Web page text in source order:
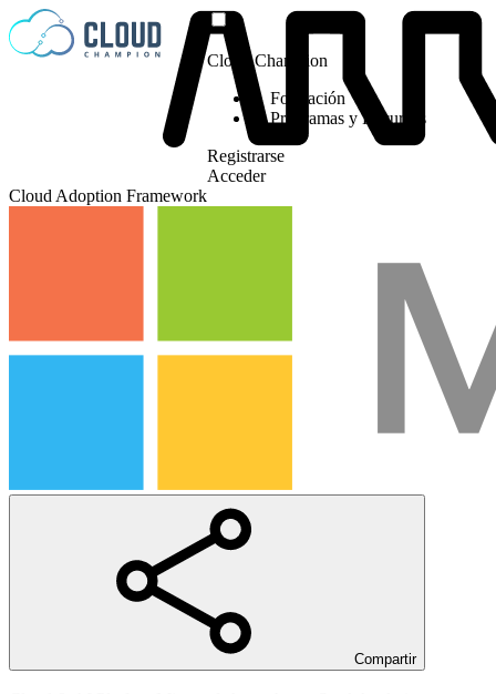
Saltar al contenido
Cloud Champion
Formación
Programas y Recursos
Registrarse
Acceder
Cloud Adoption Framework
Compartir